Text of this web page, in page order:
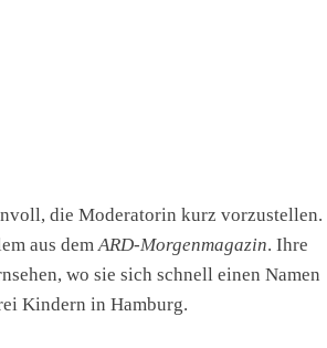
die Moderatorin kurz vorzustellen.
aus demARD-Morgenmagazin. Ihre
wo sie sich schnell einen Namen
Kindern in Hamburg.